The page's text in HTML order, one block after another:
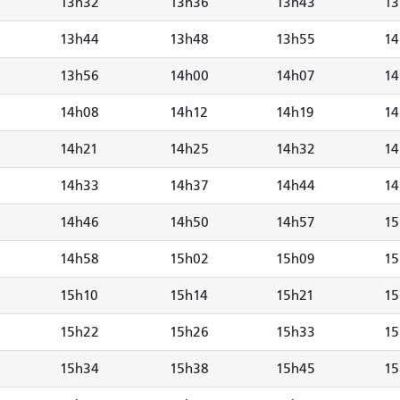
13h44 13h48 13h55
13h56 14h00 14h07
14h08 14h12 14h19
14h21 14h25 14h32
14h33 14h37 14h44
14h46 14h50 14h57
14h58 15h02 15h09
15h10 15h14 15h21
15h22 15h26 15h33
15h34 15h38 15h45